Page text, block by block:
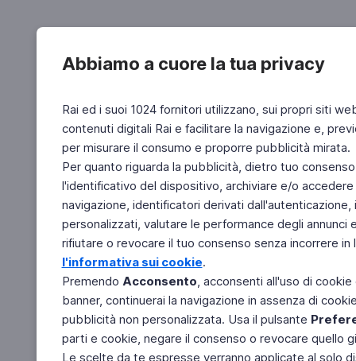
Abbiamo a cuore la tua privacy
Rai ed i suoi 1024 fornitori utilizzano, sui propri siti
contenuti digitali Rai e facilitare la navigazione e,
per misurare il consumo e proporre pubblicità mirata.
Per quanto riguarda la pubblicità, dietro tuo
l'identificativo del dispositivo, archiviare e/o
navigazione, identificatori derivati
personalizzati, valutare le performance degli
rifiutare o revocare il tuo consenso senza incorrere
l'informativa sui cookie.
Premendo Acconsento, acconsenti all'uso di
banner, continuerai la navigazione in assenza di
pubblicità non personalizzata. Usa il pulsante
parti e cookie, negare il consenso o revocare quello
Le scelte da te espresse verranno applicate al solo